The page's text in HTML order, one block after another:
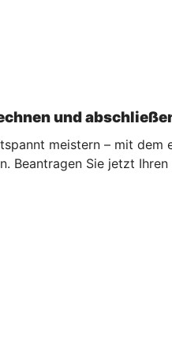
und
meistern – mit dem
Sie jetzt